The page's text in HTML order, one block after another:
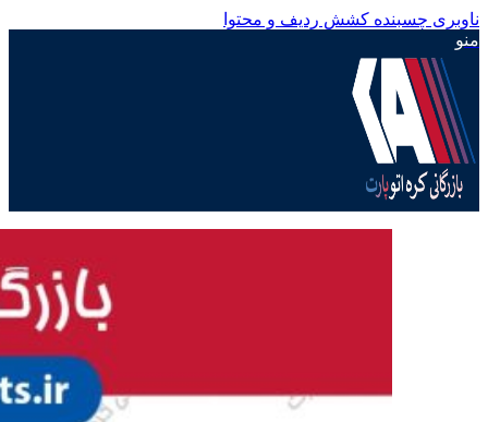
ناوبری چسبنده کشش ردیف و محتوا
منو